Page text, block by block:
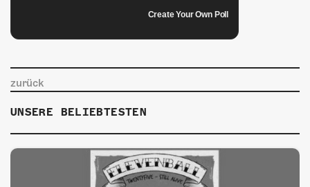
Create Your Own Poll
zurück
UNSERE BELIEBTESTEN